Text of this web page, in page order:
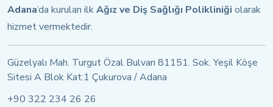
Adana’da kurulan ilkAğız ve Diş Sağlığı Polikliniği olarak
hizmet vermektedir.
Güzelyalı Mah. Turgut Özal Bulvarı 81151. Sok. Yeşil Köşe
Sitesi A Blok Kat:1 Çukurova / Adana
+90 322 234 26 26